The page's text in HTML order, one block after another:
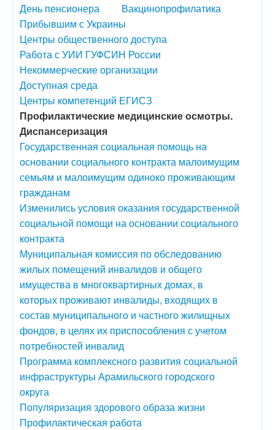
День пенсионера
Вакцинопрофилатика
Прибывшим с Украины
Центры общественного доступа
Работа с УИИ ГУФСИН России
Некоммерческие организации
Доступная среда
Центры компетенций ЕГИСЗ
Профилактические медицинские осмотры.
Диспансеризация
Государственная социальная помощь на
основании социального контракта малоимущим
семьям и малоимущим одиноко проживающим
гражданам
Изменились условия оказания государственной
социальной помощи на основании социального
контракта
Муниципальная комиссия по обследованию
жилых помещений инвалидов и общего
имущества в многоквартирных домах, в
которых проживают инвалиды, входящих в
состав муниципального и частного жилищных
фондов, в целях их приспособления с учетом
потребностей инвалид
Программа комплексного развития социальной
инфраструктуры Арамильского городского
округа
Популяризация здорового образа жизни
Профилактическая работа